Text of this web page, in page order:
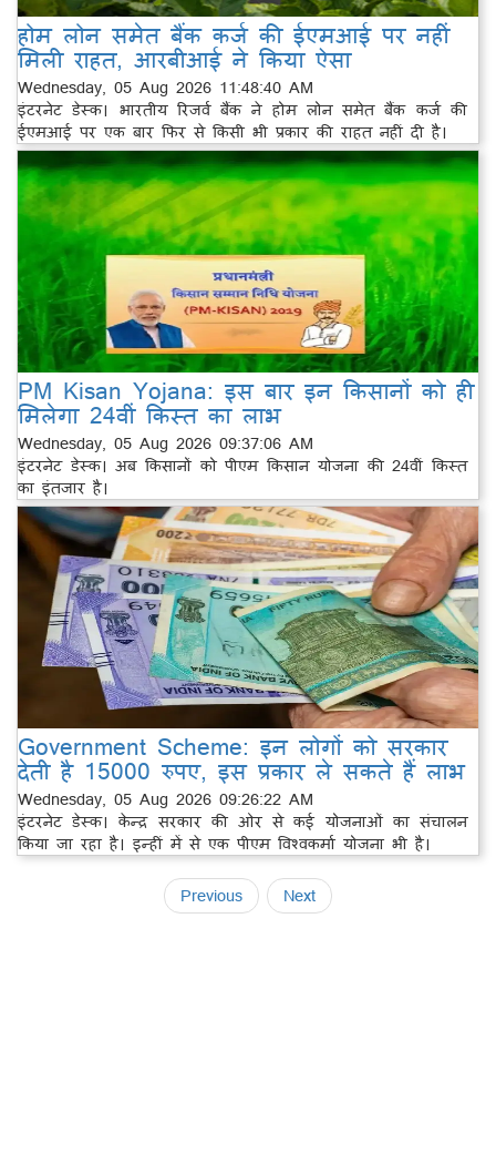
होम लोन समेत बैंक कर्ज की ईएमआई पर नहीं
मिली राहत, आरबीआई ने किया ऐसा
Wednesday, 05 Aug 2026 11:48:40 AM
इंटरनेट डेस्क। भारतीय रिजर्व बैंक ने होम लोन समेत बैंक कर्ज की
ईएमआई पर एक बार फिर से किसी भी प्रकार की राहत नहीं दी है।
PM Kisan Yojana: इस बार इन किसानों को ही
मिलेगा 24वीं किस्त का लाभ
Wednesday, 05 Aug 2026 09:37:06 AM
इंटरनेट डेस्क। अब किसानों को पीएम किसान योजना की 24वीं किस्त
का इंतजार है।
Government Scheme: इन लोगों को सरकार
देती है 15000 रुपए, इस प्रकार ले सकते हैं लाभ
Wednesday, 05 Aug 2026 09:26:22 AM
इंटरनेट डेस्क। केन्द्र सरकार की ओर से कई योजनाओं का संचालन
किया जा रहा है। इन्हीं में से एक पीएम विश्वकर्मा योजना भी है।
Previous Next